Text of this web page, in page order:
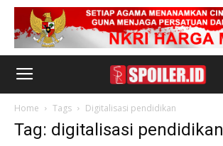
Home Tags Digitalisasi pendidikan
Tag: digitalisasi pendidikan